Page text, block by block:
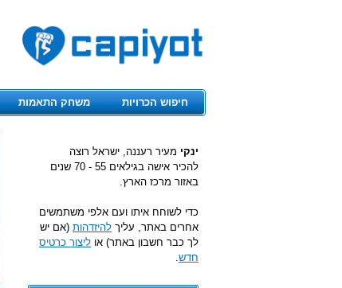
חיפוש הכרויות משחק התאמות
ינקי מעיר רעננה, ישראל רוצה
להכיר אישה בגילאים 55 - 70 שנים
באזור מרכז הארץ.
כדי לשוחח איתו ועם אלפי משתמשים
אחרים באתר, עליך להיזדהות (אם יש
לך כבר חשבון באתר) או ליצור כרטיס
חדש.